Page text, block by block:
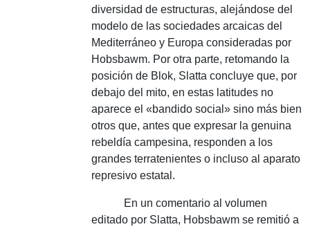
diversidad de estructuras, alejándose del
modelo de las sociedades arcaicas del
Mediterráneo y Europa consideradas por
Hobsbawm. Por otra parte, retomando la
posición de Blok, Slatta concluye que, por
debajo del mito, en estas latitudes no
aparece el «bandido social» sino más bien
otros que, antes que expresar la genuina
rebeldía campesina, responden a los
grandes terratenientes o incluso al aparato
represivo estatal.
En un comentario al volumen
editado por Slatta, Hobsbawm se remitió a